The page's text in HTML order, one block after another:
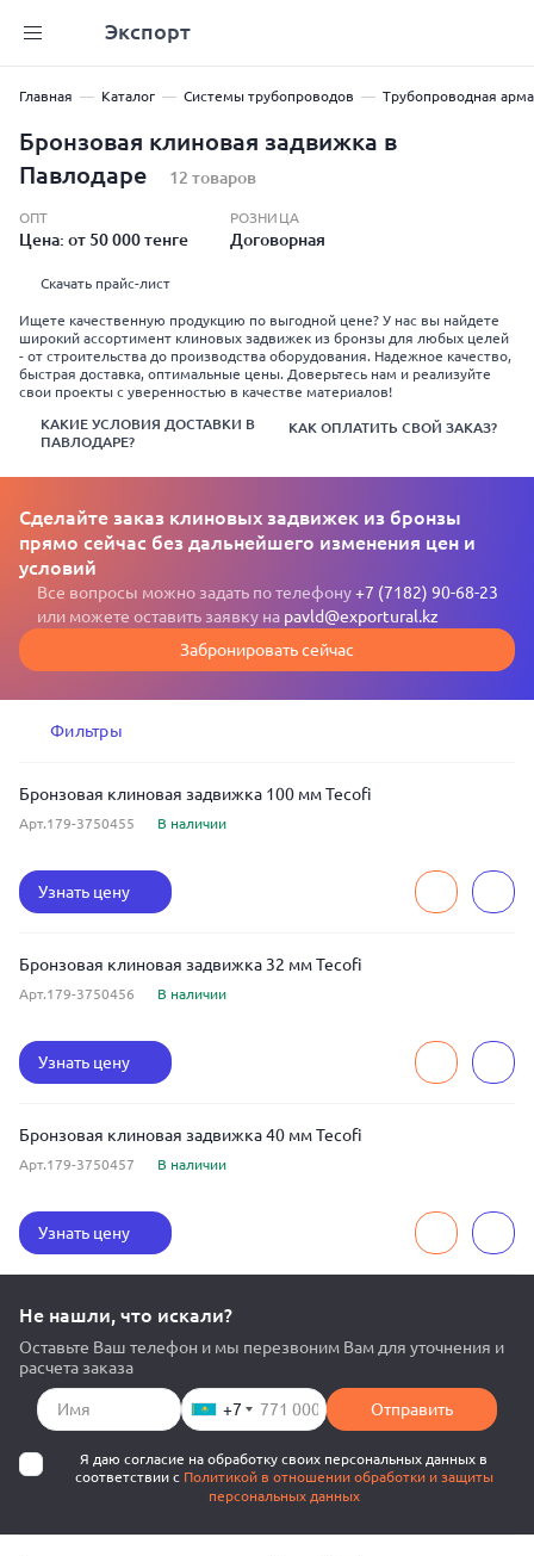
Экспорт
Главная Каталог Системы трубопроводов Трубопроводная
Бронзовая клиновая задвижка в
Павлодаре
12 товаров
ОПТ
Цена: от 50 000 тенге
РОЗНИЦА
Договорная
Скачать прайс-лист
Ищете качественную продукцию по выгодной цене? У нас вы найдете
широкий ассортимент клиновых задвижек из бронзы для любых целей
- от строительства до производства оборудования. Надежное качество,
быстрая доставка, оптимальные цены. Доверьтесь нам и реализуйте
свои проекты с уверенностью в качестве материалов!
КАКИЕ УСЛОВИЯ ДОСТАВКИ В
ПАВЛОДАРЕ?
КАК ОПЛАТИТЬ СВОЙ ЗАКАЗ?
Сделайте заказ клиновых задвижек из бронзы
прямо сейчас без дальнейшего изменения цен и
условий
Все вопросы можно задать по телефону+7 (7182) 90-68-23
или можете оставить заявку на pavld@exportural.kz
Забронировать сейчас
Фильтры
Бронзовая клиновая задвижка 100 мм Tecofi
Арт.179-3750455 В наличии
Узнать цену
Бронзовая клиновая задвижка 32 мм Tecofi
Арт.179-3750456 В наличии
Узнать цену
Бронзовая клиновая задвижка 40 мм Tecofi
Арт.179-3750457 В наличии
Узнать цену
Не нашли, что искали?
Оставьте Ваш телефон и мы перезвоним Вам для уточнения и
расчета заказа
+7 Отправить
Я даю согласие на обработку своих персональных данных в
соответствии с Политикой в отношении обработки и защиты
персональных данных